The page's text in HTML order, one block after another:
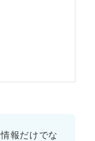
報だけでな